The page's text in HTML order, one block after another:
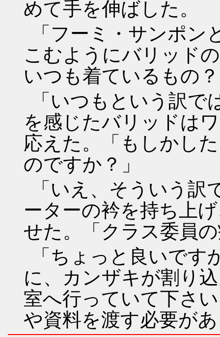
めて手を伸ばした。
「フーミ・サンポ
こむようにバリッド
いつも着ているもの
「いつもという訳
を感じたバリッドは
応えた。「もしかし
のですか？」
「いえ、そういう
ーターの衿を持ち上
せた。「クラス委員
「ちょっと良いで
に、カンザキが割り
室へ行っていて下さ
や資料を渡す必要が